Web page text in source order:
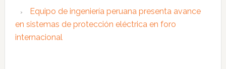
Equipo de ingeniería peruana presenta avance
en sistemas de protección eléctrica en foro
internacional